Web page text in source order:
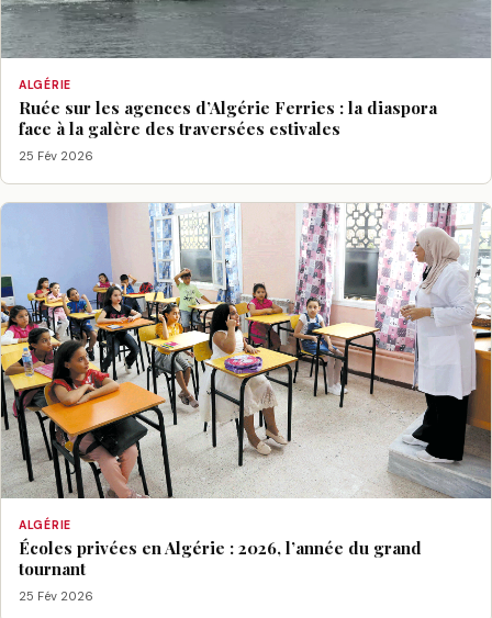
ALGÉRIE
Ruée sur les agences d’Algérie Ferries : la diaspora
face à la galère des traversées estivales
25 Fév 2026
ALGÉRIE
Écoles privées en Algérie : 2026, l’année du grand
tournant
25 Fév 2026